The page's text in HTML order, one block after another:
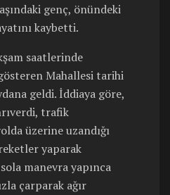
genç, önündeki
kaybetti.
saatlerinde
Mahallesi tarihi
geldi. İddiaya göre,
trafik
üzerine uzandığı
yaparak
manevra yapınca
çarparak ağır